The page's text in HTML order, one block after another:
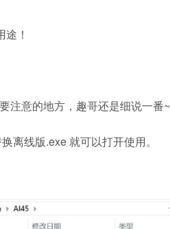
！
注意的地方，趣哥还是细说一番~
离线版.exe 就可以打开使用。